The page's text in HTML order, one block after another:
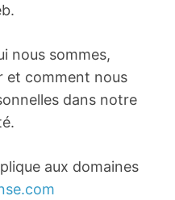
nous sommes,
et comment nous
dans notre
aux domaines